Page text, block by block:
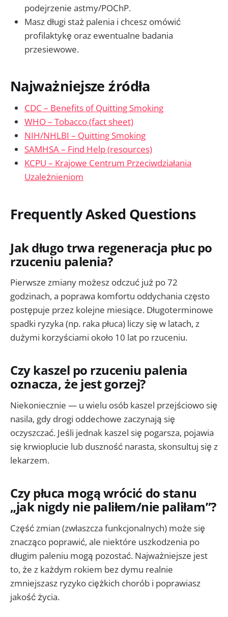
podejrzenie astmy/POChP.
Masz długi staż palenia i chcesz omówić
profilaktykę oraz ewentualne badania
przesiewowe.
Najważniejsze źródła
CDC – Benefits of Quitting Smoking
WHO – Tobacco (fact sheet)
NIH/NHLBI – Quitting Smoking
SAMHSA – Find Help (resources)
KCPU – Krajowe Centrum Przeciwdziałania
Uzależnieniom
Frequently Asked Questions
Jak długo trwa regeneracja płuc po
rzuceniu palenia?
Pierwsze zmiany możesz odczuć już po 72
godzinach, a poprawa komfortu oddychania często
postępuje przez kolejne miesiące. Długoterminowe
spadki ryzyka (np. raka płuca) liczy się w latach, z
dużymi korzyściami około 10 lat po rzuceniu.
Czy kaszel po rzuceniu palenia
oznacza, że jest gorzej?
Niekoniecznie — u wielu osób kaszel przejściowo się
nasila, gdy drogi oddechowe zaczynają się
oczyszczać. Jeśli jednak kaszel się pogarsza, pojawia
się krwioplucie lub duszność narasta, skonsultuj się z
lekarzem.
Czy płuca mogą wrócić do stanu
„jak nigdy nie paliłem/nie paliłam”?
Część zmian (zwłaszcza funkcjonalnych) może się
znacząco poprawić, ale niektóre uszkodzenia po
długim paleniu mogą pozostać. Najważniejsze jest
to, że z każdym rokiem bez dymu realnie
zmniejszasz ryzyko ciężkich chorób i poprawiasz
jakość życia.